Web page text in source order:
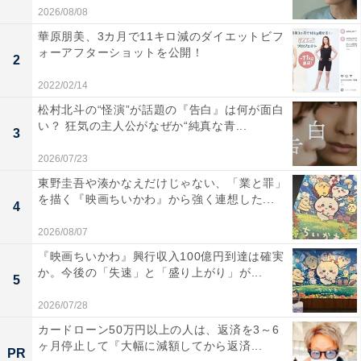
2：『るろうに剣心 最終章 The Final』
2026/08/08
2
華原朋美、3カ月で11キロ減のダイエットビフ
ォーアフターショットを公開！
2022/02/14
3
松村北斗の“怪演”が話題の『告白』は何が面白
い？ 狂気の主人公がなぜか“純真な青...
2026/07/23
4
東野圭吾や湊かなえだけじゃない、「業と罪」
を描く『映画ちいかわ』から強く連想した...
2026/08/07
5
『映画ちいかわ』興行収入100億円到達は確実
か。今後の「失速」と「盛り上がり」が...
2026/07/28
PR
カードローン50万円以上の人は、返済を3～6
ヶ月停止して『大幅に減額してから返済...